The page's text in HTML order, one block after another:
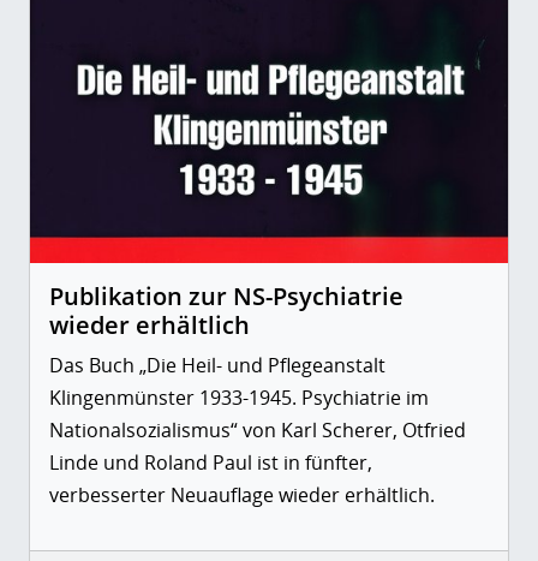
Publikation zur NS-Psychiatrie
wieder erhältlich
Das Buch „Die Heil- und Pflegeanstalt
Klingenmünster 1933-1945. Psychiatrie im
Nationalsozialismus“ von Karl Scherer, Otfried
Linde und Roland Paul ist in fünfter,
verbesserter Neuauflage wieder erhältlich.